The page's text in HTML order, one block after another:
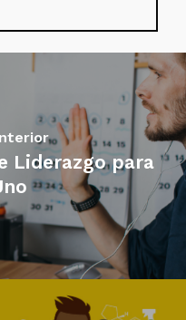
Liderazgo para